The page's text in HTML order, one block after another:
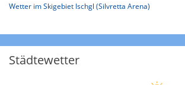
Wetter im Skigebiet Ischgl (Silvretta Arena)
Städtewetter